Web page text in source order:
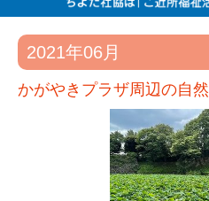
2021年06月
かがやきプラザ周辺の自然